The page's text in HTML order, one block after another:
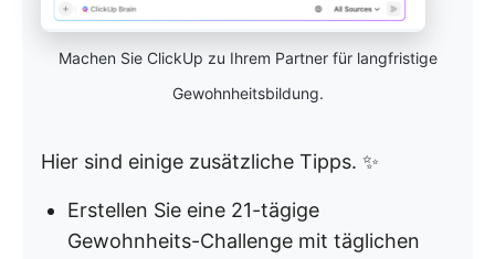
Machen Sie ClickUp zu Ihrem Partner für langfristige
Gewohnheitsbildung.
Hier sind einige zusätzliche Tipps. ✨
Erstellen Sie eine 21-tägige
Gewohnheits-Challenge mit täglichen